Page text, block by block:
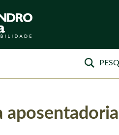
aposentadoria